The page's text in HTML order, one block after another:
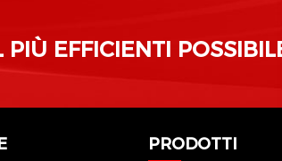
EFFICIENTI
PRODOTTI